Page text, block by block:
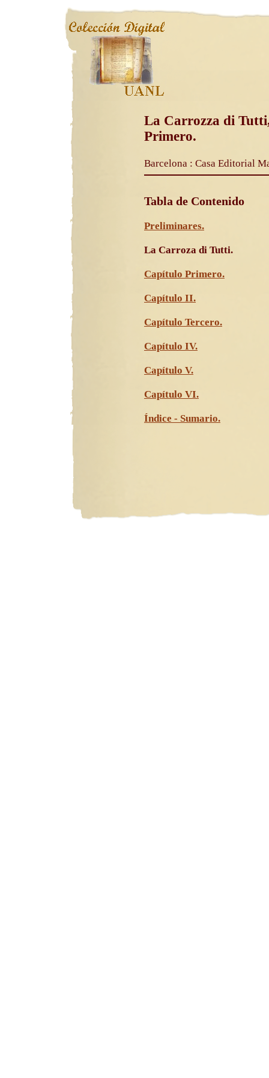
La Carrozza di
Primero.
Barcelona : Casa Editorial
Tabla de Contenido
Preliminares.
La Carroza di Tutti.
Capítulo Primero.
Capítulo II.
Capítulo Tercero.
Capítulo IV.
Capítulo V.
Capítulo VI.
Índice - Sumario.